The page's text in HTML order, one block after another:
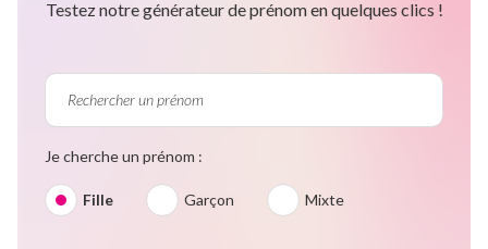
Testez notre générateur de prénom en quelques clics !
Je cherche un prénom :
Fille Garçon Mixte